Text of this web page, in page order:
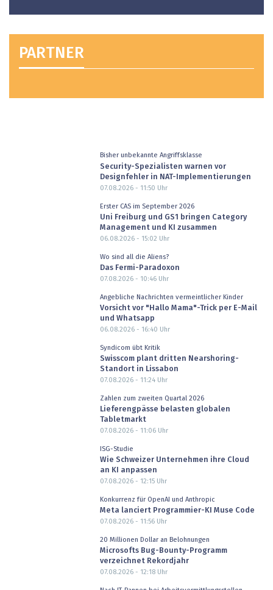
PARTNER
Bisher unbekannte Angriffsklasse
Security-Spezialisten warnen vor
Designfehler in NAT-Implementierungen
07.08.2026 - 11:50 Uhr
Erster CAS im September 2026
Uni Freiburg und GS1 bringen Category
Management und KI zusammen
06.08.2026 - 15:02 Uhr
Wo sind all die Aliens?
Das Fermi-Paradoxon
07.08.2026 - 10:46Uhr
Angebliche Nachrichten vermeintlicher Kinder
Vorsicht vor "Hallo Mama"-Trick per E-Mail
und Whatsapp
06.08.2026 - 16:40 Uhr
Syndicom übt Kritik
Swisscom plant dritten Nearshoring-
Standort in Lissabon
07.08.2026 - 11:24Uhr
Zahlen zum zweiten Quartal 2026
Lieferengpässe belasten globalen
Tabletmarkt
07.08.2026 - 11:06Uhr
ISG-Studie
Wie Schweizer Unternehmen ihre Cloud
an KI anpassen
07.08.2026 - 12:15Uhr
Konkurrenz für OpenAI und Anthropic
Meta lanciert Programmier-KI Muse Code
07.08.2026 - 11:56Uhr
20 Millionen Dollar an Belohnungen
Microsofts Bug-Bounty-Programm
verzeichnet Rekordjahr
07.08.2026 - 12:18Uhr